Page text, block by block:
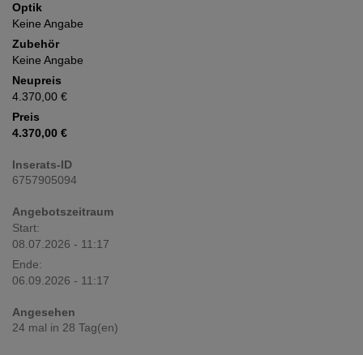
Optik
Keine Angabe
Zubehör
Keine Angabe
Neupreis
4.370,00 €
Preis
4.370,00 €
Inserats-ID
6757905094
Angebotszeitraum
Start:
08.07.2026 - 11:17
Ende:
06.09.2026 - 11:17
Angesehen
24 mal in 28 Tag(en)